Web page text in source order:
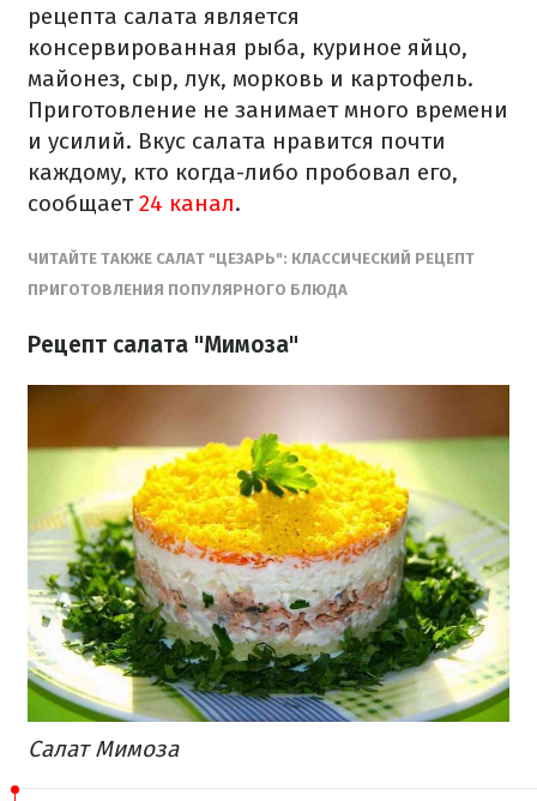
рецепта салата является
консервированная рыба, куриное яйцо,
майонез, сыр, лук, морковь и картофель.
Приготовление не занимает много времени
и усилий. Вкус салата нравится почти
каждому, кто когда-либо пробовал его,
сообщает24 канал.
ЧИТАЙТЕ ТАКЖЕ САЛАТ "ЦЕЗАРЬ": КЛАССИЧЕСКИЙ РЕЦЕПТ
ПРИГОТОВЛЕНИЯ ПОПУЛЯРНОГО БЛЮДА
Рецепт салата "Мимоза"
Салат Мимоза